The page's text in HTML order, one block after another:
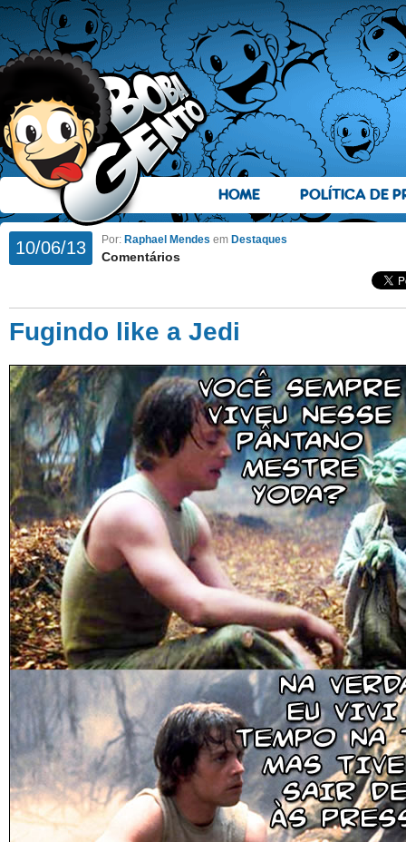
HOME POLÍTICA DE
10/06/13 Por: Raphael Mendes em Destaques
Comentários
Fugindo like a Jedi